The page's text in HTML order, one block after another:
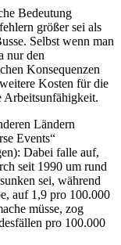
Bedeutung
größer sei als
Selbst wenn man
nur den
Konsequenzen
Kosten für die
Arbeitsunfähigkeit.
Ländern
Events“
Dabei falle auf,
seit 1990 um rund
sei, während
auf 1,9 pro 100.000
müsse, zog
pro 100.000